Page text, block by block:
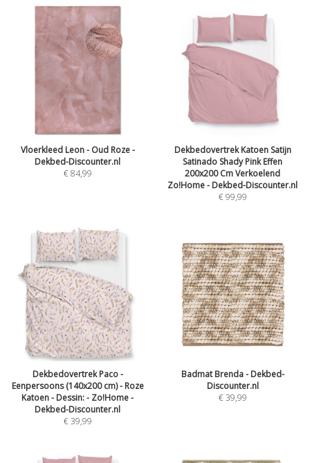
Vloerkleed Leon - Oud Roze -
Dekbed-Discounter.nl
€84,99
Dekbedovertrek Katoen Satijn
Satinado Shady Pink Effen
200x200 Cm Verkoelend
Zo!Home - Dekbed-Discounter.nl
€99,99
Dekbedovertrek Paco -
Eenpersoons (140x200 cm) - Roze
Katoen - Dessin: - Zo!Home -
Dekbed-Discounter.nl
€39,99
Badmat Brenda - Dekbed-
Discounter.nl
€39,99